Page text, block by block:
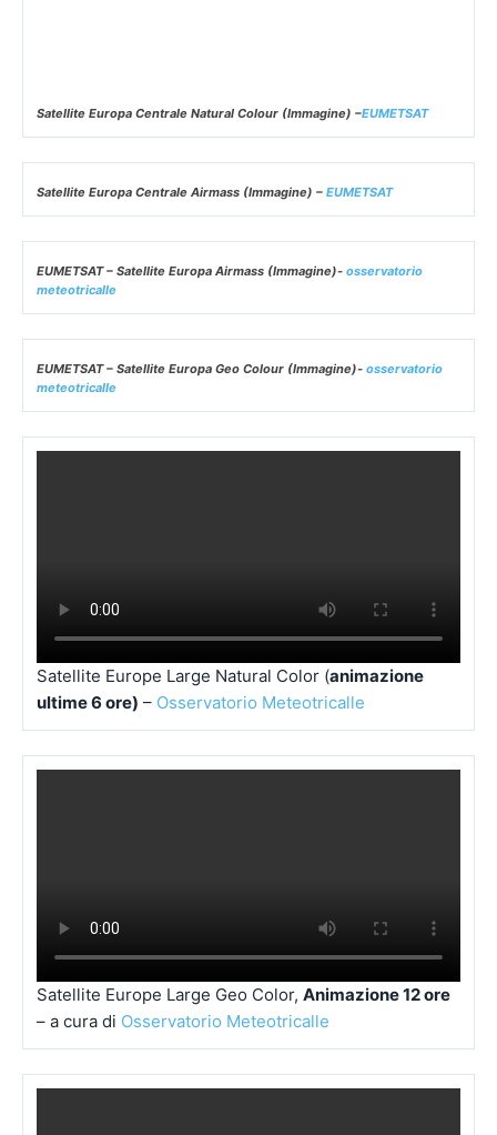
Satellite Europa Centrale Natural Colour (Immagine) –EUMETSAT
Satellite Europa Centrale Airmass (Immagine) – EUMETSAT
EUMETSAT – Satellite Europa Airmass (Immagine)- osservatorio
meteotricalle
EUMETSAT – Satellite Europa Geo Colour (Immagine)- osservatorio
meteotricalle
Satellite Europe Large Natural Color (animazione
ultime 6 ore) – Osservatorio Meteotricalle
Satellite Europe Large Geo Color, Animazione 12 ore
– a cura di Osservatorio Meteotricalle